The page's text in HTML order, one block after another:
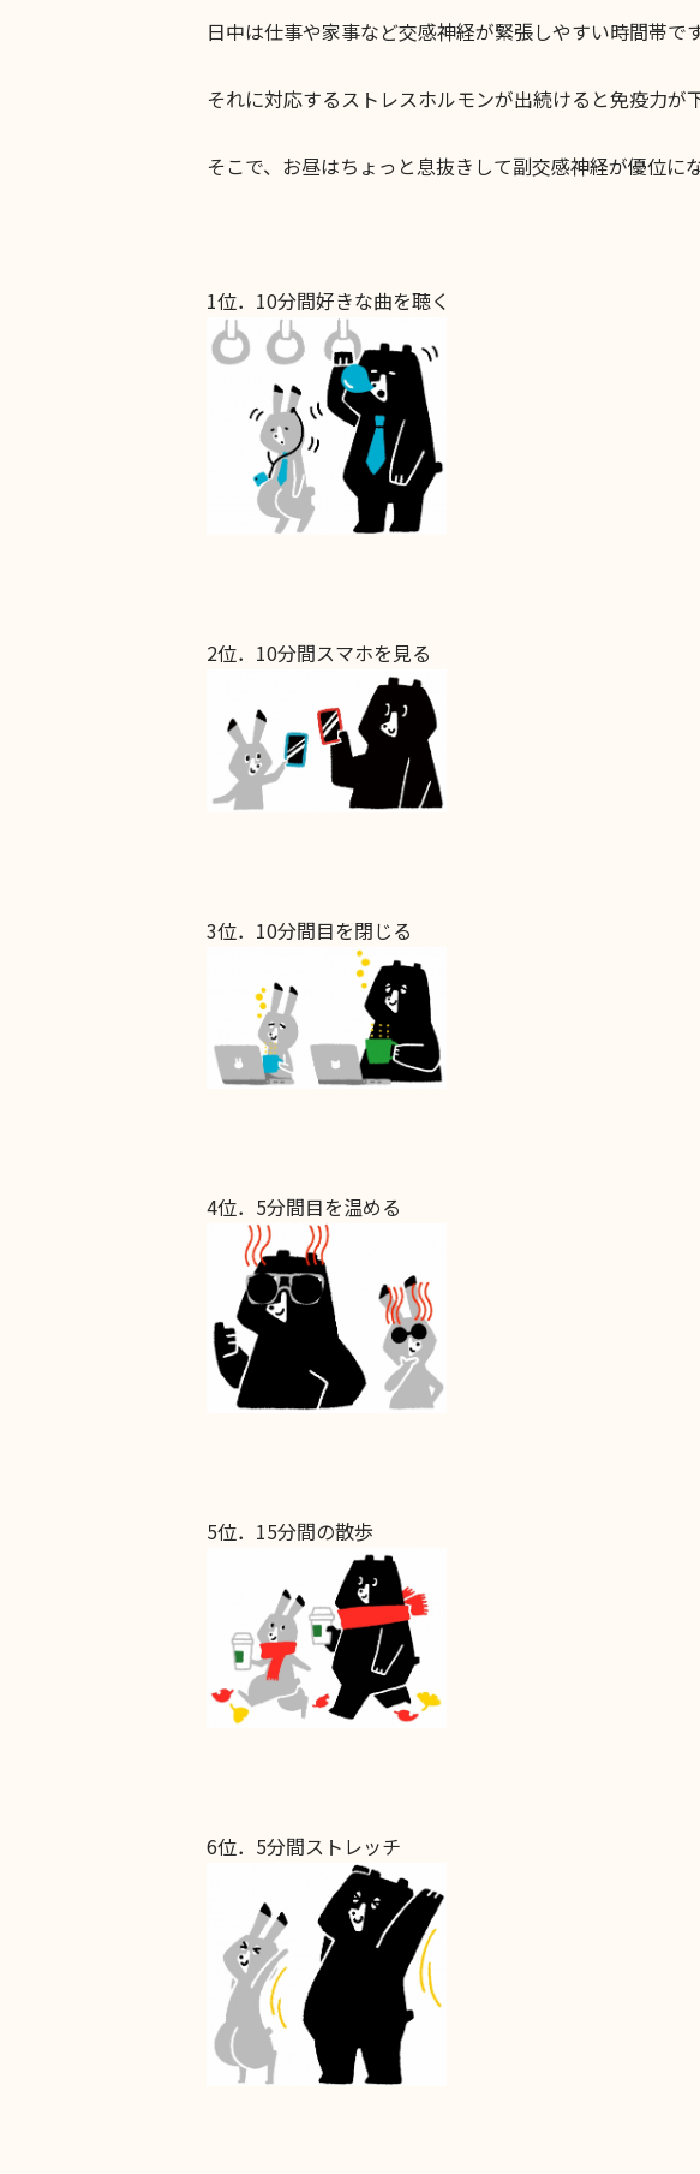
日中は仕事や家事など交感神経が緊張しやすい時間帯です
それに対応するストレスホルモンが出続けると免疫力が
そこで、お昼はちょっと息抜きして副交感神経が優位に
1位．10分間好きな曲を聴く
2位．10分間スマホを見る
3位．10分間目を閉じる
4位．5分間目を温める
5位．15分間の散歩
6位．5分間ストレッチ